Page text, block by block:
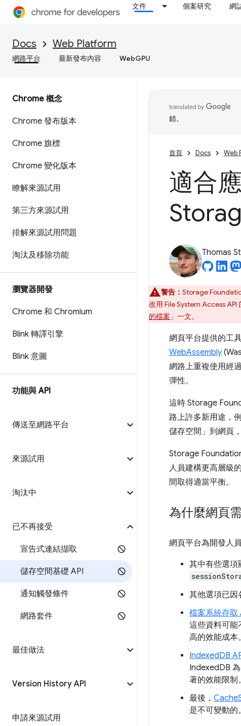
文件 個案研究 網
Docs Web Platform
網路平台 最新發布內容 WebGPU
Chrome 概念
Chrome 發布版本
Chrome 旗標
Chrome 變化版本
瞭解來源試用
第三方來源試用
排解來源試用問題
淘汰及移除功能
瀏覽器開發
Chrome 和 Chromium
Blink 轉譯引擎
Blink 意圖
功能與 API
傳送至網路平台
來源試用
淘汰中
已不再接受
宣告式連結擷取
儲存空間基礎 API
通知觸發條件
網路套件
最佳做法
Version History API
申請來源試用
錯。
首頁 Docs Web
適合
Thomas
警告： Storage
改用 File System Access
的檔案 」一文。
網頁平台提供的工
WebAssembly
網路上重複使用經
彈性。
這時 Storage
路上許多新用途，
儲存空間」到網頁
Storage
人員建構更高層級
間取得適當平衡。
為什麼網頁
網頁平台為開發人
其中有些選項
其他選項已因
檔案系統存取
這些資料可能
高的效能成本。
IndexedDB
IndexedDB
著的效能限制
最後，
是不可變動的。